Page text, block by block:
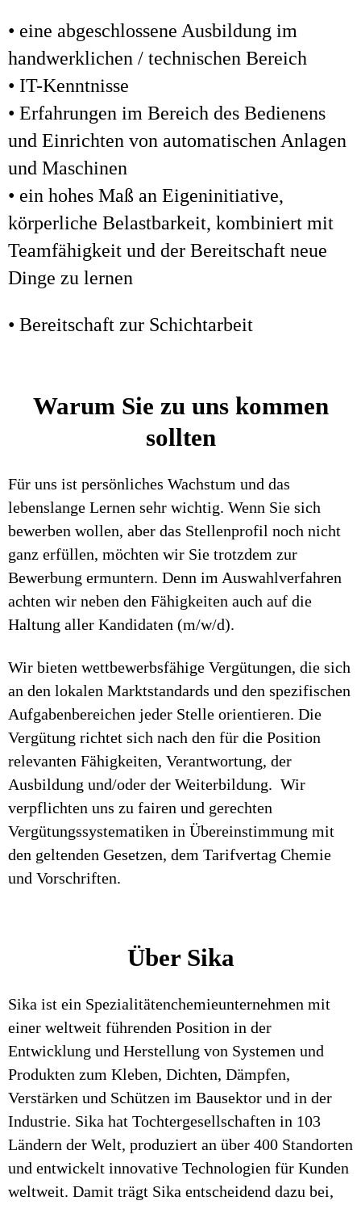
• eine abgeschlossene Ausbildung im
handwerklichen / technischen Bereich
• IT-Kenntnisse
• Erfahrungen im Bereich des Bedienens
und Einrichten von automatischen Anlagen
und Maschinen
• ein hohes Maß an Eigeninitiative,
körperliche Belastbarkeit, kombiniert mit
Teamfähigkeit und der Bereitschaft neue
Dinge zu lernen
• Bereitschaft zur Schichtarbeit
Warum Sie zu uns kommen
sollten
Für uns ist persönliches Wachstum und das
lebenslange Lernen sehr wichtig. Wenn Sie sich
bewerben wollen, aber das Stellenprofil noch nicht
ganz erfüllen, möchten wir Sie trotzdem zur
Bewerbung ermuntern. Denn im Auswahlverfahren
achten wir neben den Fähigkeiten auch auf die
Haltung aller Kandidaten (m/w/d).
Wir bieten wettbewerbsfähige Vergütungen, die sich
an den lokalen Marktstandards und den spezifischen
Aufgabenbereichen jeder Stelle orientieren. Die
Vergütung richtet sich nach den für die Position
relevanten Fähigkeiten, Verantwortung, der
Ausbildung und/oder der Weiterbildung. Wir
verpflichten uns zu fairen und gerechten
Vergütungssystematiken in Übereinstimmung mit
den geltenden Gesetzen, dem Tarifvertag Chemie
und Vorschriften.
Über Sika
Sika ist ein Spezialitätenchemieunternehmen mit
einer weltweit führenden Position in der
Entwicklung und Herstellung von Systemen und
Produkten zum Kleben, Dichten, Dämpfen,
Verstärken und Schützen im Bausektor und in der
Industrie. Sika hat Tochtergesellschaften in 103
Ländern der Welt, produziert an über 400 Standorten
und entwickelt innovative Technologien für Kunden
weltweit. Damit trägt Sika entscheidend dazu bei,